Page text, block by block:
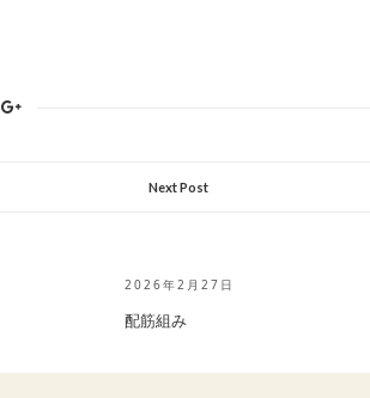
Next Post
2026年2月27日
配筋組み